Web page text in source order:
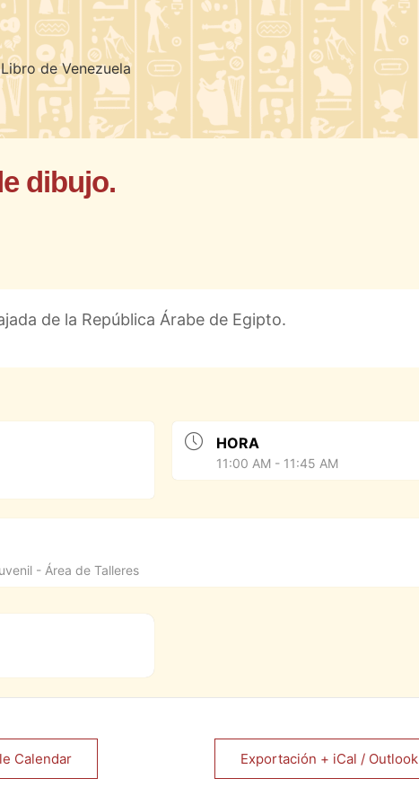
de Venezuela
dibujo.
de la República Árabe de Egipto.
HORA
11:00 AM - 11:45 AM
- Área de Talleres
Calendar Exportación + iCal / Outlook